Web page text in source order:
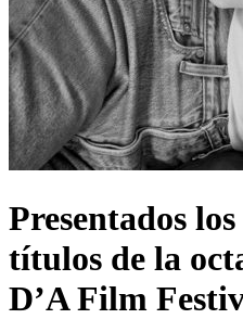
Presentados
títulos de la
D’A Film